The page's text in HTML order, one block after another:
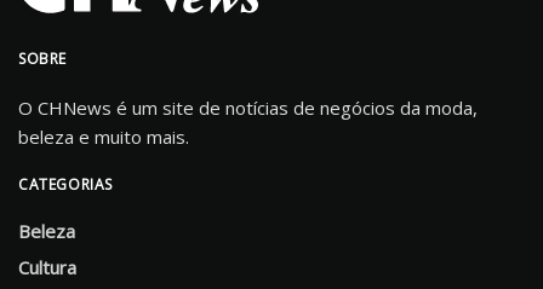
SOBRE
O CHNews é um site de notícias de negócios da moda,
beleza e muito mais.
CATEGORIAS
Beleza
Cultura